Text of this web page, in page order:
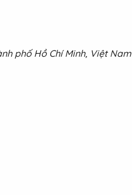
phố Hồ Chí Minh, Việt Nam